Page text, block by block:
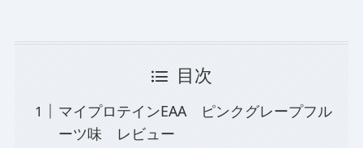
目次
マイプロテインEAA ピンクグレープフル
ーツ味 レビュー